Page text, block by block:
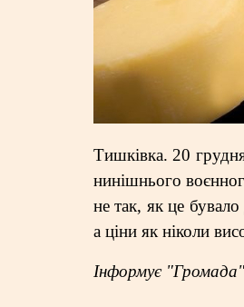
Тишківка. 20
нинішнього
не так, як це
а ціни як ніколи
Інформує